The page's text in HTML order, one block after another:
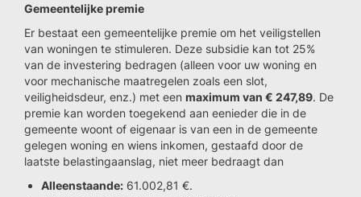
Gemeentelijke premie
Er bestaat een gemeentelijke premie om het veiligstellen
van woningen te stimuleren. Deze subsidie kan tot 25%
van de investering bedragen (alleen voor uw woning en
voor mechanische maatregelen zoals een slot,
veiligheidsdeur, enz.) met een maximum van € 247,89. De
premie kan worden toegekend aan eenieder die in de
gemeente woont of eigenaar is van een in de gemeente
gelegen woning en wiens inkomen, gestaafd door de
laatste belastingaanslag, niet meer bedraagt dan
Alleenstaande: 61.002,81 €.